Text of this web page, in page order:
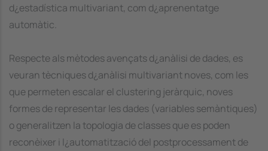
d¿estadística multivariant, com d¿aprenentatge
automàtic.
Respecte als mètodes avençats d¿anàlisi de dades, es
veuran tècniques d¿anàlisi multivariant noves, com les
que permeten escalar el clustering jeràrquic, noves
formes de representar les dades (variables semàntiques)
o generalitzen la topologia de classes que es poden
reconèixer i l¿automatització del postprocessament de